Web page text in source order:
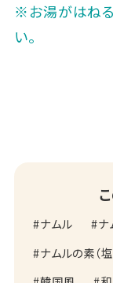
※お湯がはね
い。
ナムル
ナ
ナムルの素（塩